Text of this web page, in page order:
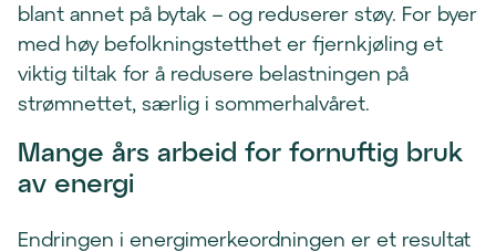
blant annet på bytak – og reduserer støy. For byer
med høy befolkningstetthet er fjernkjøling et
viktig tiltak for å redusere belastningen på
strømnettet, særlig i sommerhalvåret.
Mange års arbeid for fornuftig bruk
av energi
Endringen i energimerkeordningen er et resultat